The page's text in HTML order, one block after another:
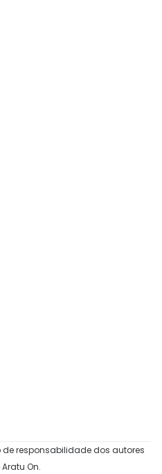
responsabilidade dos autores
On.